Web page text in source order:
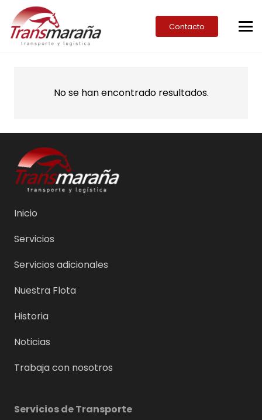
Contacto
No se han encontrado resultados.
Inicio
Servicios
Servicios adicionales
Nuestra Flota
Historia
Noticias
Trabaja con nosotros
Servicios de Transporte